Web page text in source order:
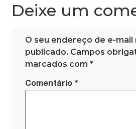
Deixe um
O seu endereço de e-mail
publicado. Campos
marcados com*
Comentário*